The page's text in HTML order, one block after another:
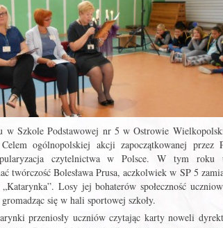
w Szkole Podstawowej nr 5 w Ostrowie
ogólnopolskiej akcji zapoczątkowanej przez
czytelnictwa w Polsce. W tym roku
twórczość Bolesława Prusa, aczkolwiek w SP 5
Losy jej bohaterów społeczność
się w hali sportowej szkoły.
przeniosły uczniów czytając karty noweli